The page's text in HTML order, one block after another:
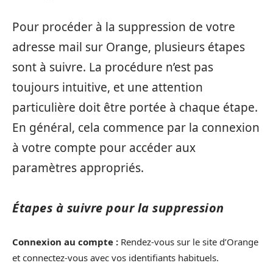
Pour procéder à la suppression de votre
adresse mail sur Orange, plusieurs étapes
sont à suivre. La procédure n’est pas
toujours intuitive, et une attention
particulière doit être portée à chaque étape.
En général, cela commence par la connexion
à votre compte pour accéder aux
paramètres appropriés.
Étapes à suivre pour la suppression
Connexion au compte : Rendez-vous sur le site d’Orange
et connectez-vous avec vos identifiants habituels.